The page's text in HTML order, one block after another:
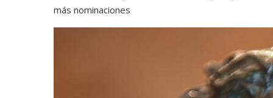
más nominaciones